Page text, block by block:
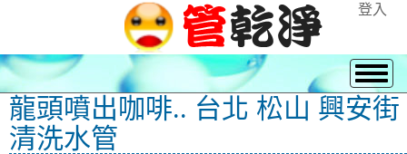
登入
龍頭噴出咖啡.. 台北 松山 興安街
清洗水管